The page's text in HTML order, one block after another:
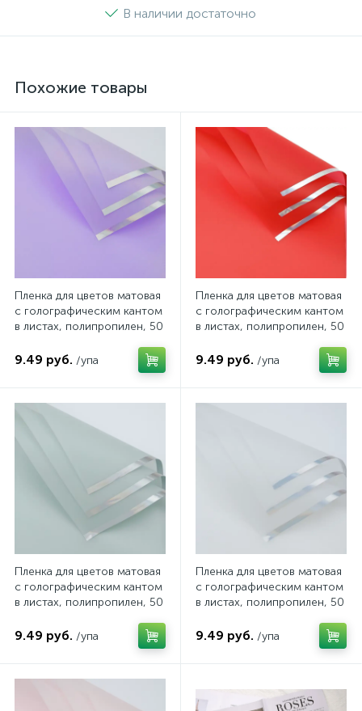
В наличии достаточно
Похожие товары
Пленка для цветов матовая
с голографическим кантом
в листах, полипропилен, 50
цвет фиолетовый, арт.
9.49 руб. /упа
Пленка для цветов матовая
с голографическим кантом
в листах, полипропилен, 50
цвет красный, арт.
9.49 руб. /упа
Пленка для цветов матовая
с голографическим кантом
в листах, полипропилен, 50
цвет пастельный зеленый,
9.49 руб. /упа
Пленка для цветов матовая
с голографическим кантом
в листах, полипропилен, 50
цвет белый, арт. FF0018/04
9.49 руб. /упа